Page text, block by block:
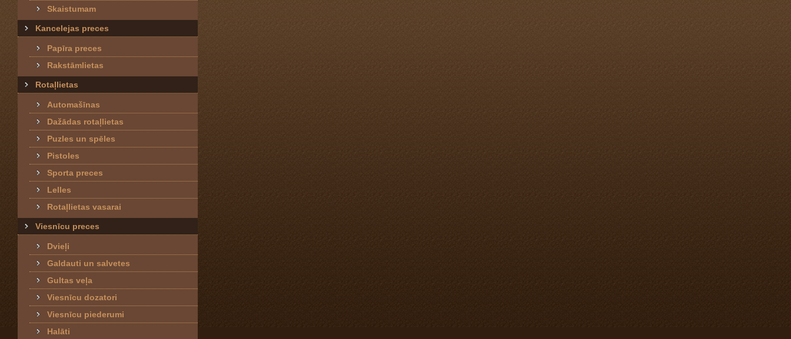
Skaistumam
Kancelejas preces
Papīra preces
Rakstāmlietas
Rotaļlietas
Automašīnas
Dažādas rotaļlietas
Puzles un spēles
Pistoles
Sporta preces
Lelles
Rotaļlietas vasarai
Viesnīcu preces
Dvieļi
Galdauti un salvetes
Gultas veļa
Viesnīcu dozatori
Viesnīcu piederumi
Halāti